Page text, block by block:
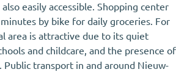
easily accessible. Shopping center
by bike for daily groceries. For
area is attractive due to its quiet
and childcare, and the presence of
Public transport in and around Nieuw-